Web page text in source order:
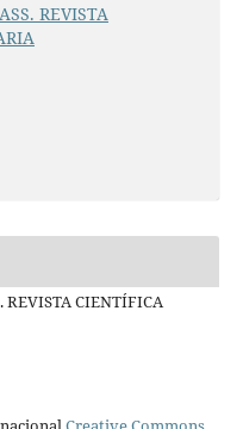
REVISTA
REVISTA CIENTÍFICA